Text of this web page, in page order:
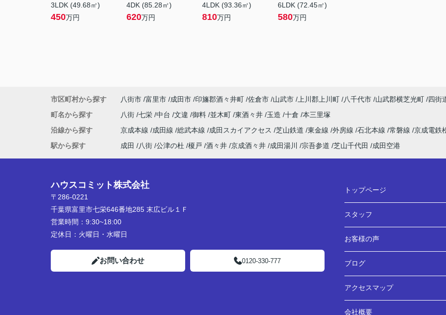
3LDK (49.68㎡)
450万円
4DK (85.28㎡)
620万円
4LDK (93.36㎡)
810万円
6LDK (72.45㎡)
580万円
市区町村から探す 八街市 富里市 成田市 印旛郡酒々井町 佐倉市 山武市 上川郡上川町 八千代市 山武郡横芝光町 四街
町名から探す
八街 七栄 中台 文違 御料 並木町 東酒々井 玉造 十倉 本三里塚
沿線から探す
京成本線 成田線 総武本線 成田スカイアクセス 芝山鉄道 東金線 外房線 石北本線 常磐線 京成電鉄
駅から探す
成田 八街 公津の杜 榎戸 酒々井 京成酒々井 成田湯川 宗吾参道 芝山千代田 成田空港
ハウスコミット株式会社
〒286-0221
千葉県富里市七栄646番地285 末広ビル１Ｆ
営業時間： 9:30~18:00
定休日： 火曜日・水曜日
お問い合わせ 0120-330-777
トップページ
スタッフ
お客様の声
ブログ
アクセスマップ
会社概要